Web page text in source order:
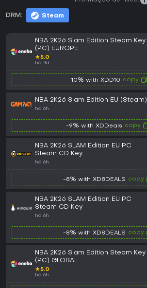
DRM: Steam
NBA 2K26 Slam Edition Steam Key
(PC) EUROPE
★5.0
há 4d
-10% with XDD10 copy
NBA 2K26 Slam Edition EU (Steam)
há 6h
-9% with XDDeals copy
NBA 2K26 SLAM Edition EU PC
Steam CD Key
há 6h
-8% with XD8DEALS copy
NBA 2K26 SLAM Edition EU PC
Steam CD Key
há 6h
-8% with XD8DEALS copy
NBA 2K26 Slam Edition Steam Key
(PC) GLOBAL
★5.0
há 6h